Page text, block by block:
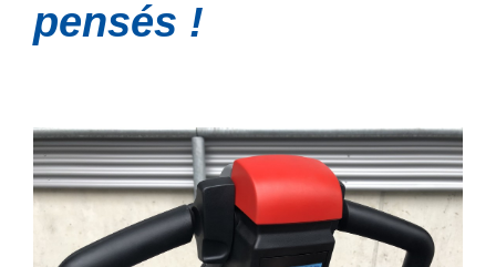
pensés !